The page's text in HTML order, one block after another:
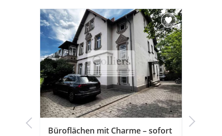
Büroflächen mit Charme – sofort